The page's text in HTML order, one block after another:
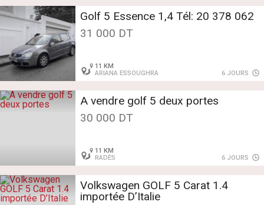
Golf 5 Essence 1,4 Tél: 20 378 062
31 000 DT
11 KM
ARIANA ESSOUGHRA
6 JOURS
A vendre golf 5 deux portes
30 000 DT
11 KM
RADÈS
6 JOURS
Volkswagen GOLF 5 Carat 1.4
importée D’Italie